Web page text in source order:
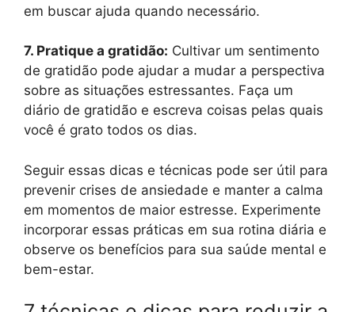
em buscar ajuda quando necessário.
7. Pratique a gratidão: Cultivar um sentimento
de gratidão pode ajudar a mudar a perspectiva
sobre as situações estressantes. Faça um
diário de gratidão e escreva coisas pelas quais
você é grato todos os dias.
Seguir essas dicas e técnicas pode ser útil para
prevenir crises de ansiedade e manter a calma
em momentos de maior estresse. Experimente
incorporar essas práticas em sua rotina diária e
observe os benefícios para sua saúde mental e
bem-estar.